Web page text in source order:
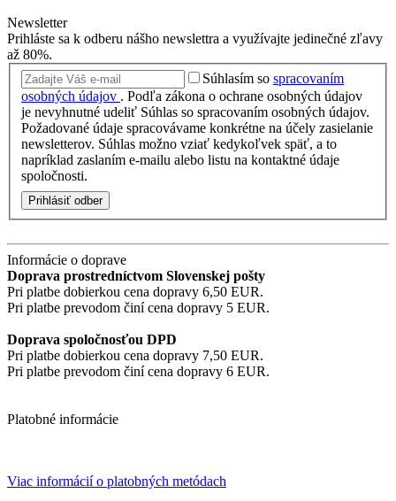
Newsletter
Prihláste sa k odberu nášho newslettra a využívajte jedinečné zľavy
až 80%.
Súhlasím so spracovaním
osobných údajov . Podľa zákona o ochrane osobných údajov
je nevyhnutné udeliť Súhlas so spracovaním osobných údajov.
Požadované údaje spracovávame konkrétne na účely zasielanie
newsletterov. Súhlas možno vziať kedykoľvek späť, a to
napríklad zaslaním e-mailu alebo listu na kontaktné údaje
spoločnosti.
Prihlásiť odber
Informácie o doprave
Doprava prostredníctvom Slovenskej pošty
Pri platbe dobierkou cena dopravy 6,50 EUR.
Pri platbe prevodom činí cena dopravy 5 EUR.
Doprava spoločnosťou DPD
Pri platbe dobierkou cena dopravy 7,50 EUR.
Pri platbe prevodom činí cena dopravy 6 EUR.
Platobné informácie
Viac informácií o platobných metódach